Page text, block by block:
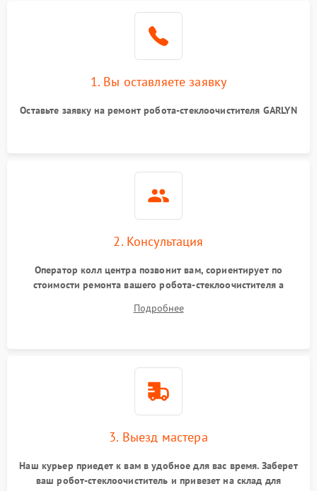
1. Вы оставляете заявку
Оставьте заявку на ремонт робота-стеклоочистителя GARLYN
2. Консультация
Оператор колл центра позвонит вам, сориентирует по
стоимости ремонта вашего робота-стеклоочистителя а
Подробнее
3. Выезд мастера
Наш курьер приедет к вам в удобное для вас время. Заберет
ваш робот-стеклоочиститель и привезет на склад для